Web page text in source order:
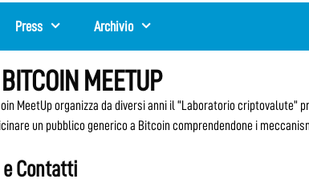
Press Archivio
MEETUP
MeetUp organizza da diversi anni il “Laboratorio criptovalute”
un pubblico generico a Bitcoin comprendendone i
Contatti